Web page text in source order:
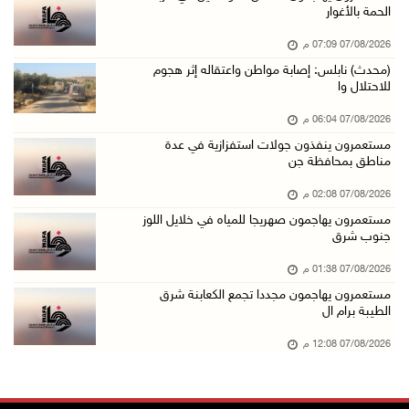
مستعمرون يهاجمون صهريجا للمياه في خلايل اللوز ...
مستعمرون يهاجمون مجددا تجمع الكعابنة شرق الطي ...
أسعار النفط تواصل الصعود وسط مخاوف بشأن مستقب ...
07/آب/2026 10:25 ص
الذهب يتجه لأفضل أداء أسبوعي منذ كانون الثاني
07/آب/2026 09:06 ص
مستعمرون بحماية قوات الاحتلال يقتحمون برك سلي ...
الاحتلال يقتحم بلدة طمون جنوب طوباس
الحمة بالأغوار
07/08/2026 07:09 م
(محدث) نابلس: إصابة مواطن واعتقاله إثر هجوم
للاحتلال وا
07/08/2026 06:04 م
مستعمرون ينفذون جولات استفزازية في عدة
مناطق بمحافظة جن
07/08/2026 02:08 م
مستعمرون يهاجمون صهريجا للمياه في خلايل اللوز
جنوب شرق
07/08/2026 01:38 م
مستعمرون يهاجمون مجددا تجمع الكعابنة شرق
الطيبة برام ال
07/08/2026 12:08 م